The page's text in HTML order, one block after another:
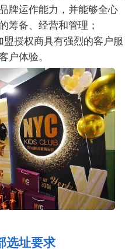
牌运作能力，并能够全心
筹备、经营和管理；
授权商具有强烈的客户服
户体验。
选址要求